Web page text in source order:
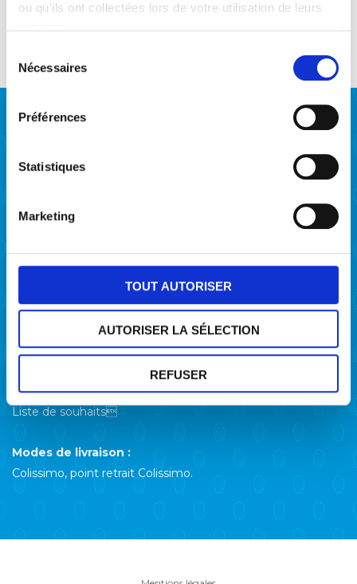
ou qu'ils ont collectées lors de votre utilisation de leurs
consentement
Nécessaires
Préférences
Statistiques
Marketing
TOUT AUTORISER
AUTORISER LA SÉLECTION
REFUSER
Notre entreprise
Histoire
Compte client
Mon compte
Liste de souhaits
Modes de livraison :
Colissimo, point retrait Colissimo.